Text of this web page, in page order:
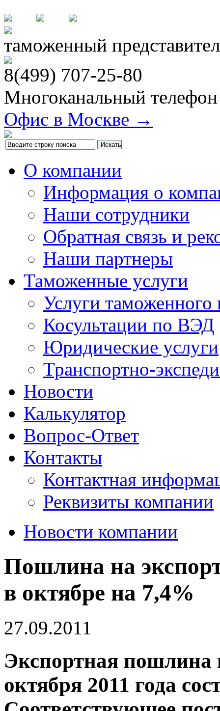
таможенный
8(499) 707-25-80
Многоканальный
Офис в Москве →
О компании
Информация о
Наши сотрудники
Обратная связь и
Наши партнеры
Таможенные услуги
Услуги таможенного
Косультации по ВЭД
Юридические услуги
Транспортно-
Новости
Калькулятор
Вопрос-Ответ
Контакты
Контактная
Реквизиты компании
Новости компании
Пошлина на
в октябре на 7,4%
27.09.2011
Экспортная пошлина
октября 2011 года